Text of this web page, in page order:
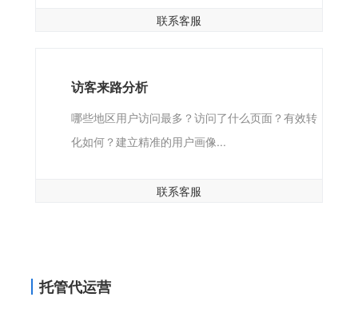
联系客服
访客来路分析
哪些地区用户访问最多？访问了什么页面？有效转
化如何？建立精准的用户画像...
联系客服
托管代运营